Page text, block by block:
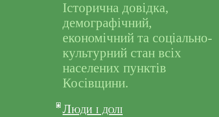
Історична довідка,
демографічний,
економічний та соціально-
культурний стан всіх
населених пунктів
Косівщини.
Люди і долі